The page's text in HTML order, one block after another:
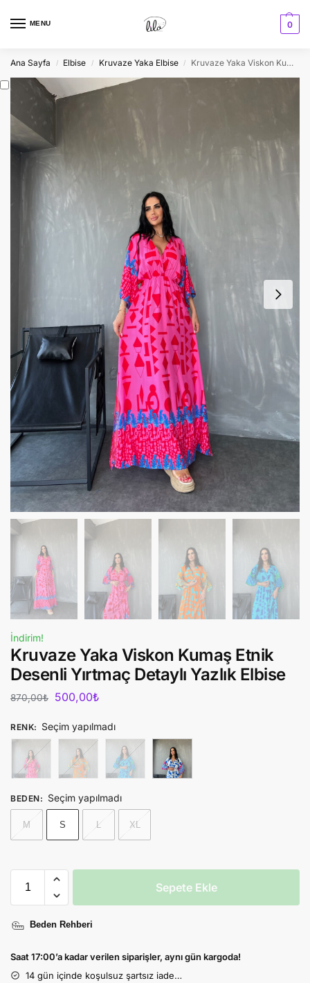
MENU 0
Ana Sayfa / Elbise / Kruvaze Yaka Elbise / Kruvaze Yaka Viskon Kumaş Etnik Desenli Yırtmaç Detaylı Yazlık Elbise
İndirim!
Kruvaze Yaka Viskon Kumaş Etnik
Desenli Yırtmaç Detaylı Yazlık Elbise
870,00₺ 500,00₺
RENK: Seçim yapılmadı
BEDEN: Seçim yapılmadı
M S L XL
Sepete Ekle
Beden Rehberi
Saat 17:00’a kadar verilen siparişler, aynı gün kargoda!
14 gün içinde koşulsuz şartsız iade…